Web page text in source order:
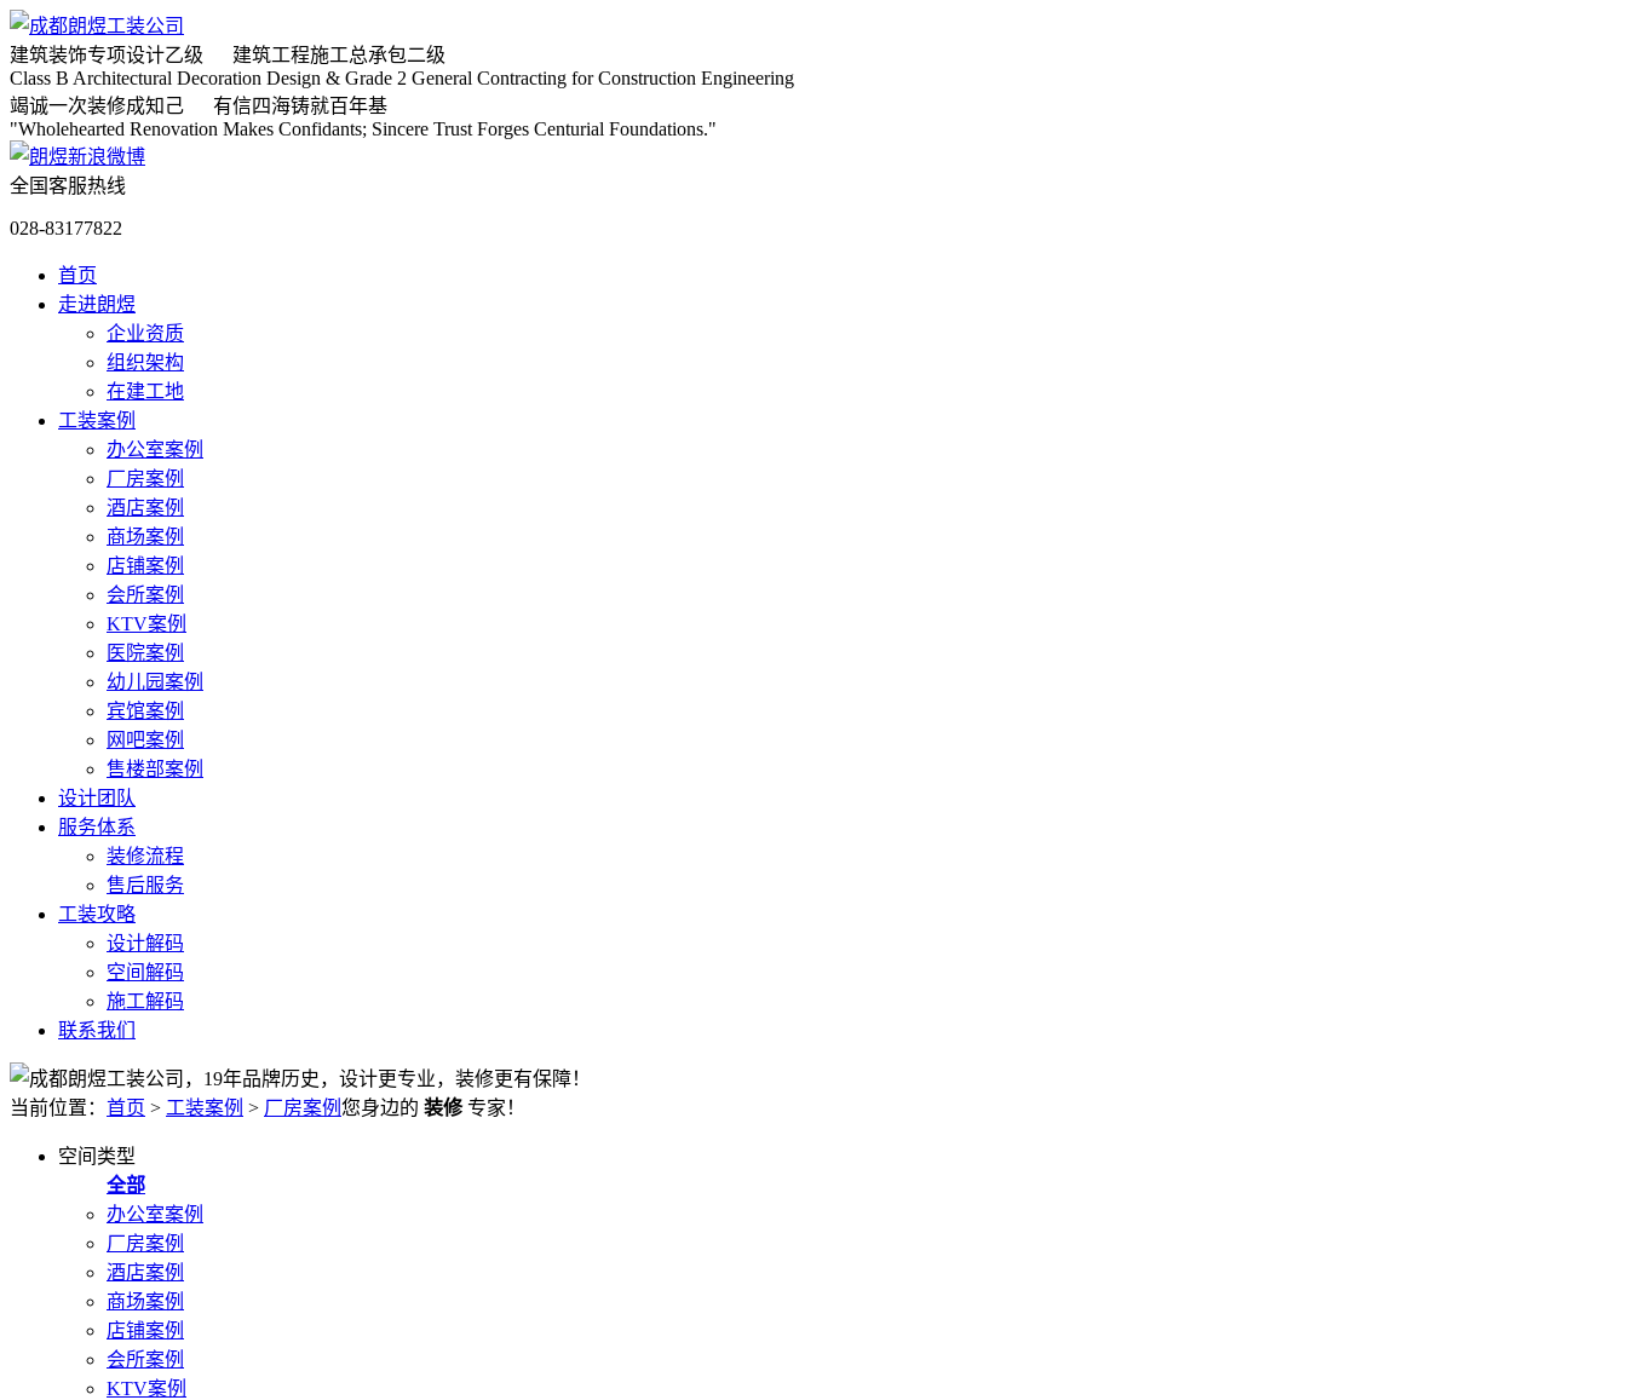
建筑装饰专项设计乙级 建筑工程施工总承包二级
Class B Architectural Decoration Design & Grade 2 General Contracting for Construction Engineering
竭诚一次装修成知己 有信四海铸就百年基
"Wholehearted Renovation Makes Confidants; Sincere Trust Forges Centurial Foundations."
全国客服热线
028-83177822
首页
走进朗煜
企业资质
组织架构
在建工地
工装案例
办公室案例
厂房案例
酒店案例
商场案例
店铺案例
会所案例
KTV案例
医院案例
幼儿园案例
宾馆案例
网吧案例
售楼部案例
设计团队
服务体系
装修流程
售后服务
工装攻略
设计解码
空间解码
施工解码
联系我们
当前位置： 首页 > 工装案例 > 厂房案例 您身边的 装修专家！
空间类型
全部
办公室案例
厂房案例
酒店案例
商场案例
店铺案例
会所案例
KTV案例